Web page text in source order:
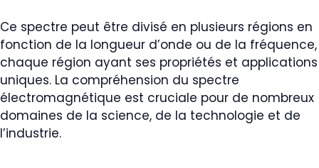
Ce spectre peut être divisé en plusieurs régions en
fonction de la longueur d’onde ou de la fréquence,
chaque région ayant ses propriétés et applications
uniques. La compréhension du spectre
électromagnétique est cruciale pour de nombreux
domaines de la science, de la technologie et de
l’industrie.